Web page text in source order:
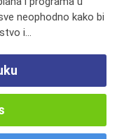
neophodno kako bi
i...